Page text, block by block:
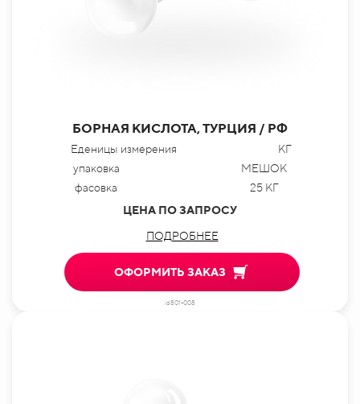
БОРНАЯ КИСЛОТА, ТУРЦИЯ / РФ
Еденицы измерения
КГ
упаковка
МЕШОК
фасовка
25 КГ
ЦЕНА ПО ЗАПРОСУ
ПОДРОБНЕЕ
ОФОРМИТЬ ЗАКАЗ
id801-008